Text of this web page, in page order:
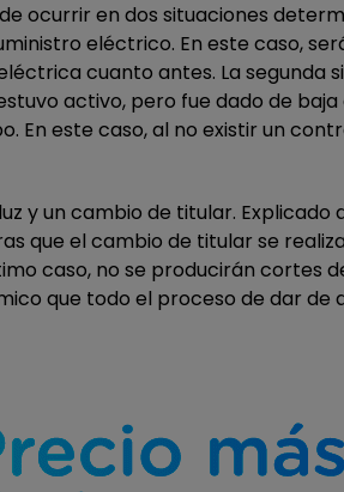
ocurrir en dos situaciones
eléctrico. En este caso,
cuanto antes. La segunda
activo, pero fue dado de
En este caso, al no existir un
y un cambio de titular. Explicado
que el cambio de titular se
caso, no se producirán cortes
que todo el proceso de dar de